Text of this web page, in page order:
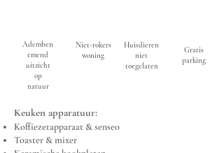
Ademben
emend
uitzicht
op
natuur
Niet-rokers
woning
Huisdieren
niet
toegelaten
Gratis
parking
Keuken apparatuur:
Koffiezetapparaat & senseo
Toaster & mixer